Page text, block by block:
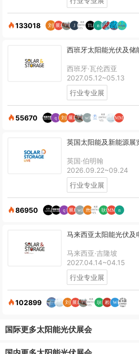
133018
西班牙太阳能光伏及储
西班牙·瓦伦西亚
2027.05.12~05.13
行业专业展
55670
英国太阳能及新能源展
英国·伯明翰
2026.09.22~09.24
行业专业展
86950
马来西亚太阳能光伏及
马来西亚·吉隆坡
2027.04.14~04.15
行业专业展
102899
国际更多太阳能光伏展会